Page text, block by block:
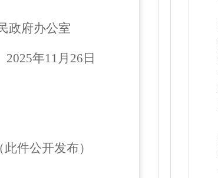
府办公室
年11月26日
此件公开发布）